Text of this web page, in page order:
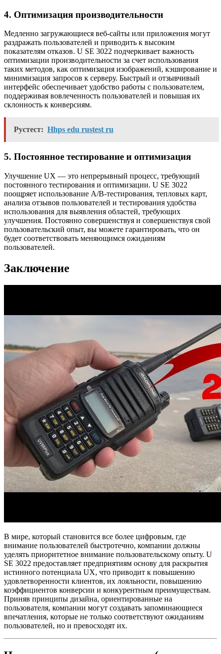
4. Оптимизация производительности
Медленно загружающиеся веб-сайты или приложения могут
раздражать пользователей и приводить к высоким
показателям отказов. U SE 3022 подчеркивает важность
оптимизации производительности за счет использования
таких методов, как оптимизация изображений, кэширование и
минимизация запросов к серверу. Быстрый и отзывчивый
интерфейс обеспечивает удобство работы с пользователем,
поддерживая вовлеченность пользователей и повышая их
склонность к конверсиям.
Рустест: Hhps edu rustest ru
5. Постоянное тестирование и оптимизация
Улучшение UX — это непрерывный процесс, требующий
постоянного тестирования и оптимизации. U SE 3022
поощряет использование A/B-тестирования, тепловых карт,
анализа отзывов пользователей и тестирования удобства
использования для выявления областей, требующих
улучшения. Постоянно совершенствуя и совершенствуя свой
пользовательский опыт, вы можете гарантировать, что он
будет соответствовать меняющимся ожиданиям
пользователей.
Заключение
В мире, который становится все более цифровым, где
внимание пользователей быстротечно, компании должны
уделять приоритетное внимание пользовательскому опыту. U
SE 3022 предоставляет предприятиям основу для раскрытия
истинного потенциала UX, что приводит к повышению
удовлетворенности клиентов, их лояльности, повышению
коэффициентов конверсии и конкурентным преимуществам.
Приняв принципы дизайна, ориентированные на
пользователя, компании могут создавать запоминающиеся
впечатления, которые не только соответствуют ожиданиям
пользователей, но и превосходят их.